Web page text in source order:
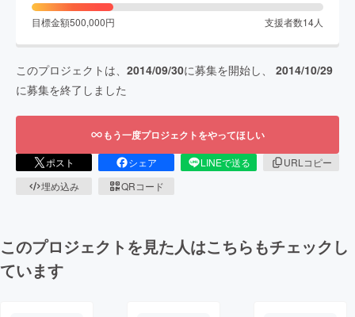
目標金額500,000円 支援者数14人
このプロジェクトは、 2014/09/30に募集を開始し、 2014/10/29
に募集を終了しました
もう一度プロジェクトをやってほしい
ポスト シェア LINEで送る
URLコピー
埋め込み
QRコード
このプロジェクトを見た人はこちらもチェックし
ています